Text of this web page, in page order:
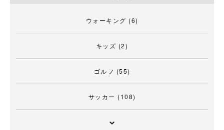
ウォーキング (6)
キッズ (2)
ゴルフ (55)
サッカー (108)